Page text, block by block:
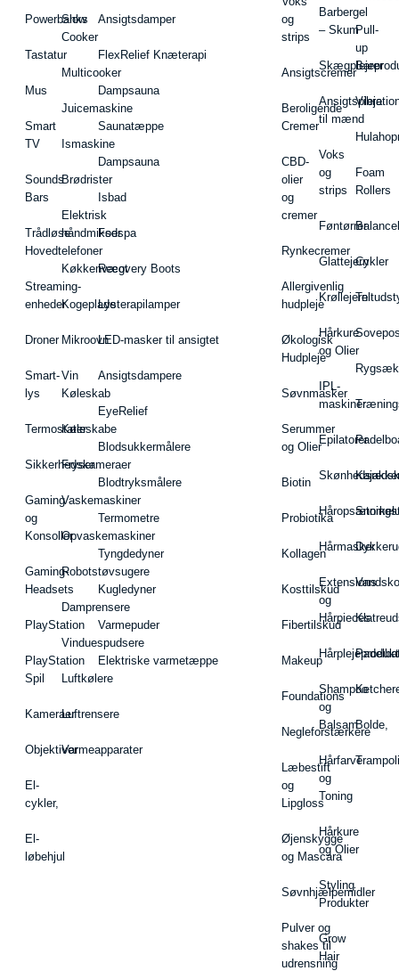
Powerbanks
Tastatur
Mus
Smart
TV
Sounds
Bars
Trådløse
Hovedtelefoner
Streaming-
enheder
Droner
Smart-
lys
Termostater
Sikkerhedskameraer
Gaming
og
Konsoller
Gaming-
Headsets
PlayStation
PlayStation
Spil
Kameraer
Objektiver
El-
cykler,
El-
løbehjul
Slow
Cooker
Multicooker
Juicemaskine
Ismaskine
Brødrister
Elektrisk
håndmikser
Køkkenvægt
Kogeplade
Mikroovn
Vin
Køleskab
Køleskabe
Fryser
Vaskemaskiner
Opvaskemaskiner
Robotstøvsugere
Damprensere
Vinduespudsere
Luftkølere
Luftrensere
Varmeapparater
Ansigtsdamper
FlexRelief Knæterapi
Dampsauna
Saunatæppe
Dampsauna
Isbad
Fodspa
Recovery Boots
Lysterapilamper
LED-masker til ansigtet
Ansigtsdampere
EyeRelief
Blodsukkermålere
Blodtryksmålere
Termometre
Tyngdedyner
Kugledyner
Varmepuder
Elektriske varmetæppe
og
strips
Ansigtscremer
Beroligende
Cremer
CBD-
olier
og
cremer
Rynkecremer
Allergivenlig
hudpleje
Økologisk
Hudpleje
Søvnmasker
Serummer
og Olier
Biotin
Probiotika
Kollagen
Kosttilskud
Fibertilskud
Makeup
Foundations
Negleforstærkere
Læbestift
og
Lipgloss
Øjenskygge
og Mascara
Søvnhjælpemidler
Pulver og
shakes til
udrensning
Barbergel
– Skum
Ansigtspleje
til mænd
Voks
og
strips
Føntørrer
Glattejern
Krøllejern
Hårkure
og Olier
IPL-
maskiner
Epilatorer
Hårmasker
Extensions
og
Hårpieces
Shampoo
og
Balsam
Hårfarve
og
Toning
Hårkure
og Olier
Styling
Produkter
Grow
Hair
Pull-
up
Barer
Foam
Rollers
Cykler
Vandsko
Bolde,